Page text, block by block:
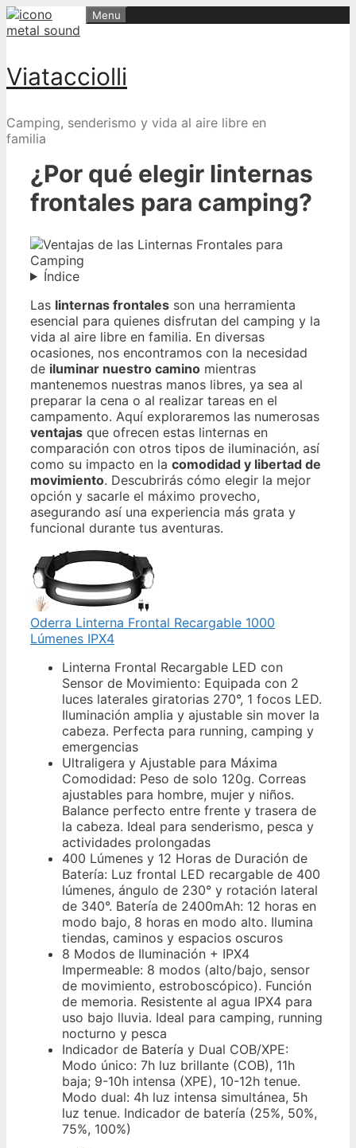
Skip
to
Viatacciolli
Camping, senderismo y vida al aire libre en
familia
Menu
¿Por qué elegir linternas
frontales para camping?
Índice
Las linternas frontales son una herramienta
esencial para quienes disfrutan del camping y la
vida al aire libre en familia. En diversas
ocasiones, nos encontramos con la necesidad
de iluminar nuestro camino mientras
mantenemos nuestras manos libres, ya sea al
preparar la cena o al realizar tareas en el
campamento. Aquí exploraremos las numerosas
ventajas que ofrecen estas linternas en
comparación con otros tipos de iluminación, así
como su impacto en la comodidad y libertad de
movimiento. Descubrirás cómo elegir la mejor
opción y sacarle el máximo provecho,
asegurando así una experiencia más grata y
funcional durante tus aventuras.
Oderra Linterna Frontal Recargable 1000
Lúmenes IPX4
Linterna Frontal Recargable LED con
Sensor de Movimiento: Equipada con 2
luces laterales giratorias 270°, 1 focos LED.
Iluminación amplia y ajustable sin mover la
cabeza. Perfecta para running, camping y
emergencias
Ultraligera y Ajustable para Máxima
Comodidad: Peso de solo 120g. Correas
ajustables para hombre, mujer y niños.
Balance perfecto entre frente y trasera de
la cabeza. Ideal para senderismo, pesca y
actividades prolongadas
400 Lúmenes y 12 Horas de Duración de
Batería: Luz frontal LED recargable de 400
lúmenes, ángulo de 230° y rotación lateral
de 340°. Batería de 2400mAh: 12 horas en
modo bajo, 8 horas en modo alto. Ilumina
tiendas, caminos y espacios oscuros
8 Modos de Iluminación + IPX4
Impermeable: 8 modos (alto/bajo, sensor
de movimiento, estroboscópico). Función
de memoria. Resistente al agua IPX4 para
uso bajo lluvia. Ideal para camping, running
nocturno y pesca
Indicador de Batería y Dual COB/XPE:
Modo único: 7h luz brillante (COB), 11h
baja; 9-10h intensa (XPE), 10-12h tenue.
Modo dual: 4h luz intensa simultánea, 5h
luz tenue. Indicador de batería (25%, 50%,
75%, 100%)